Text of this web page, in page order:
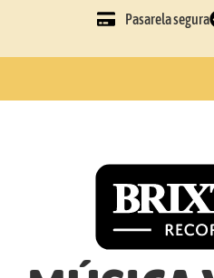
Pasarela segura